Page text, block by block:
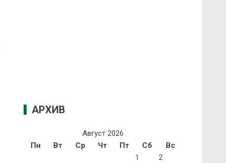
АРХИВ
Август 2026
Пн
Вт Ср Чт Пт Сб
Вс
1
2